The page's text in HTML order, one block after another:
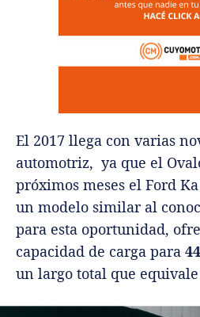
El 2017 llega con varias
automotriz, ya que el
próximos meses el Ford
un modelo similar al
para esta oportunidad,
capacidad de carga para
un largo total que equivale